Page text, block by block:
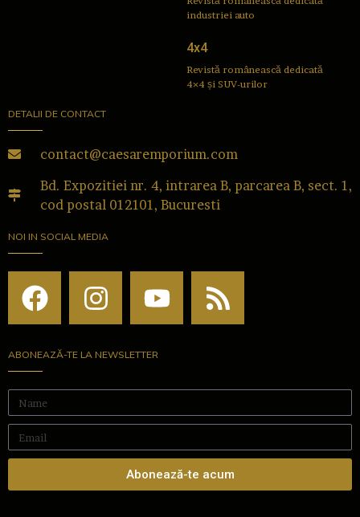
industriei auto
4x4
Revistă românească dedicată
4×4 și SUV-urilor
DETALII DE CONTACT
contact@caesaremporium.com
Bd. Expozitiei nr. 4, intrarea B, parcarea B, sect. 1,
cod postal 012101, Bucuresti
NOI IN SOCIAL MEDIA
ABONEAZĂ-TE LA NEWSLETTER
Abonează-te acum